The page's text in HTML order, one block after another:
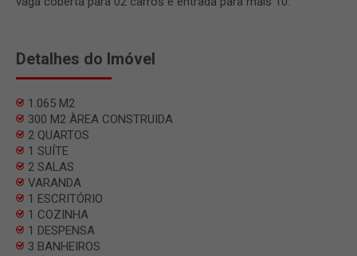
Detalhes do Imóvel
1.065 M2
300 M2 ÀREA CONSTRUIDA
2 QUARTOS
1 SUÍTE
2 SALAS
VARANDA
1 ESCRITÓRIO
1 COZINHA
1 DESPENSA
3 BANHEIROS